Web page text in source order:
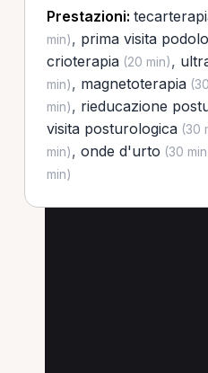
Prestazioni:
min), prima visita
crioterapia(20 min),
min), magnetoterapia
min), rieducazione
visita posturologica(30
min), onde d'urto (30
min)